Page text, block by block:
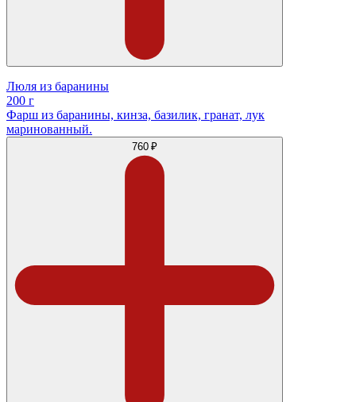
Люля из баранины
200 г
Фарш из баранины, кинза, базилик, гранат, лук
маринованный.
760 ₽